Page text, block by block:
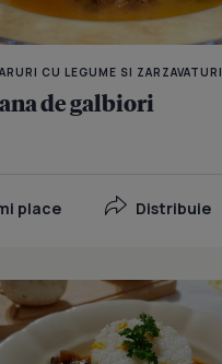
CU LEGUME SI ZARZAVATURI
de galbiori
place Distribuie
placintar